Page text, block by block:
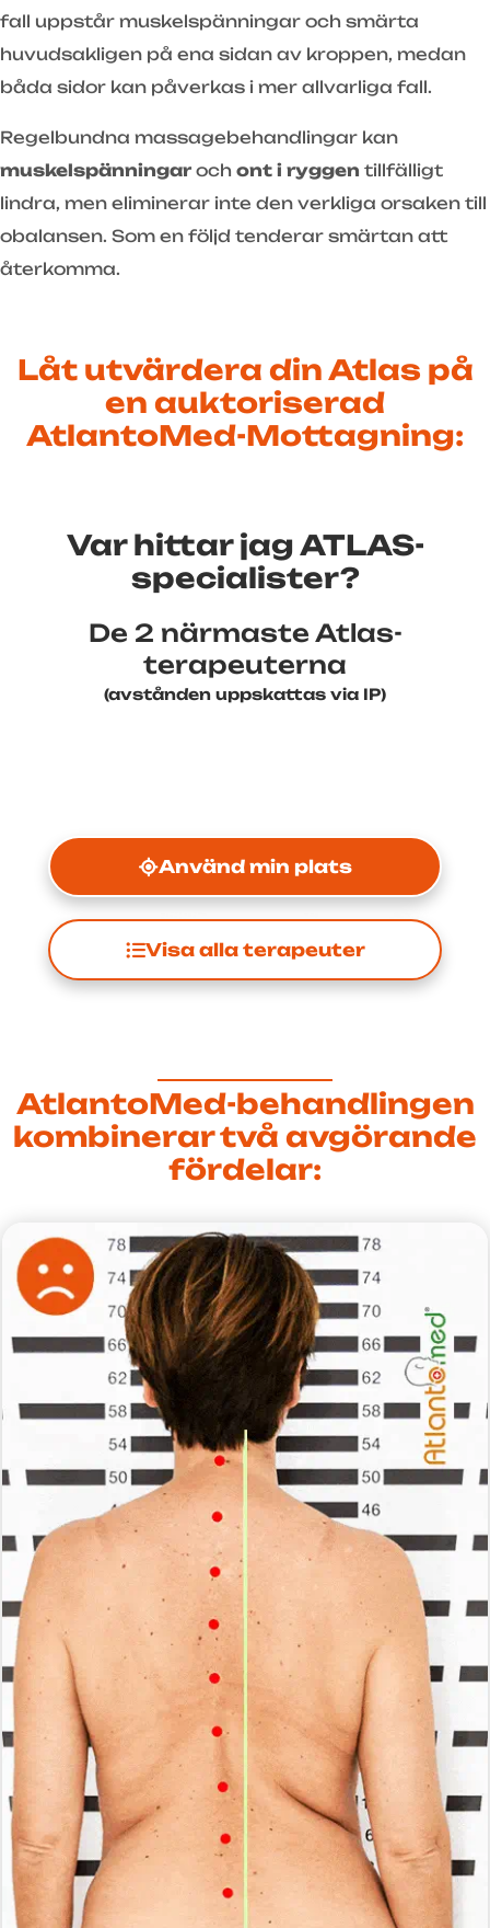
fall uppstår muskelspänningar och smärta
huvudsakligen på ena sidan av kroppen, medan
båda sidor kan påverkas i mer allvarliga fall.
Regelbundna massagebehandlingar kan
muskelspänningar och ont i ryggen tillfälligt
lindra, men eliminerar inte den verkliga orsaken till
obalansen. Som en följd tenderar smärtan att
återkomma.
Låt utvärdera din Atlas på
en auktoriserad
AtlantoMed-Mottagning:
Var hittar jag ATLAS-
specialister?
De 2 närmaste Atlas-
terapeuterna
(avstånden uppskattas via IP)
Använd min plats
Visa alla terapeuter
AtlantoMed-behandlingen
kombinerar två avgörande
fördelar: